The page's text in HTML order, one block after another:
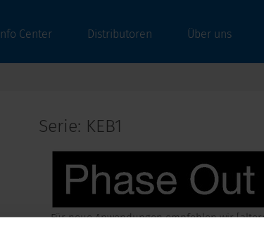
Center Distributoren Über uns
Serie: KEB1
Für neue Anwendungen empfehlen wir